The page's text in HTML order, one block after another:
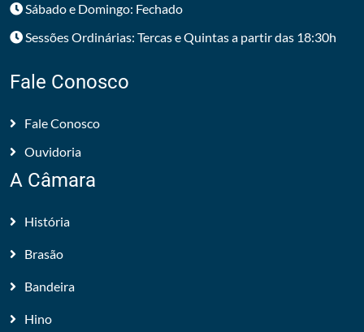
Sábado e Domingo: Fechado
Sessões Ordinárias: Tercas e Quintas a partir das 18:30h
Fale Conosco
Fale Conosco
Ouvidoria
A Câmara
História
Brasão
Bandeira
Hino